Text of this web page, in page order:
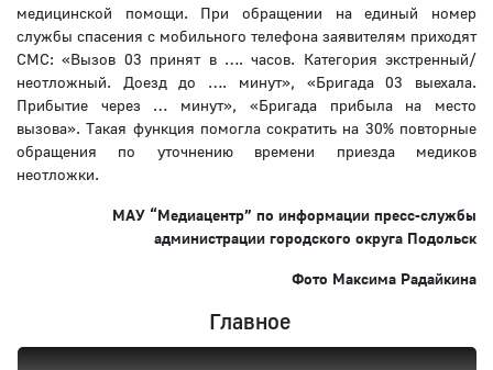
медицинской помощи. При обращении на единый номер
службы спасения с мобильного телефона заявителям приходят
СМС: «Вызов 03 принят в …. часов. Категория экстренный/
неотложный. Доезд до …. минут», «Бригада 03 выехала.
Прибытие через … минут», «Бригада прибыла на место
вызова». Такая функция помогла сократить на 30% повторные
обращения по уточнению времени приезда медиков
неотложки.
МАУ “Медиацентр” по информации пресс-службы
администрации городского округа Подольск
Фото Максима Радайкина
Главное